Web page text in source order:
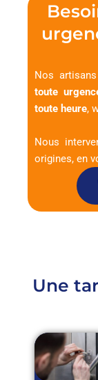
Nos
toute
toute heure,
Nous
origines, en
Une